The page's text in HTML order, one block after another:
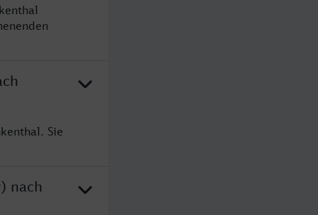
Sie
nach